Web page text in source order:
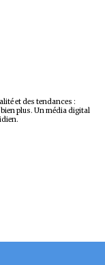
et des tendances :
plus. Un média digital